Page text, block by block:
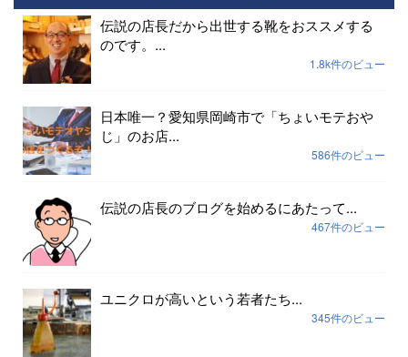
伝説の店長だから出世する靴をおススメする
のです。...
1.8k件のビュー
日本唯一？愛知県岡崎市で「ちょいモテおや
じ」のお店...
586件のビュー
伝説の店長のブログを始めるにあたって...
467件のビュー
ユニクロが高いという若者たち...
345件のビュー